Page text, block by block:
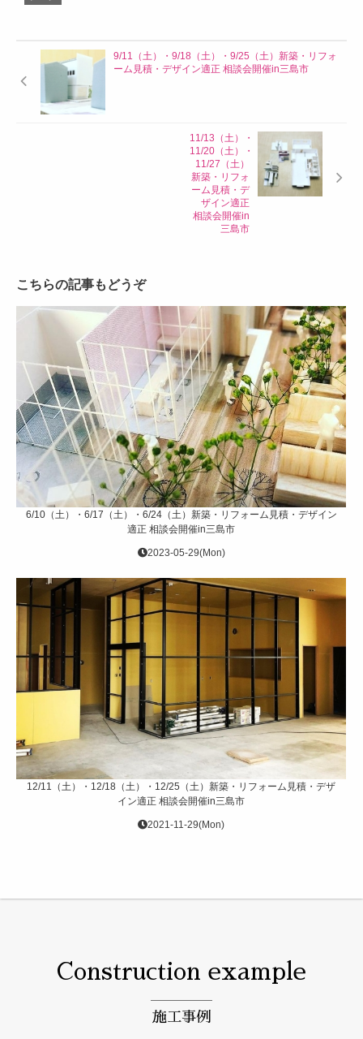
9/11（土）・9/18（土）・9/25（土）新築・リフォ
ーム見積・デザイン適正 相談会開催in三島市
11/13（土）・
11/20（土）・
11/27（土）
新築・リフォ
ーム見積・デ
ザイン適正
相談会開催in
三島市
こちらの記事もどうぞ
6/10（土）・6/17（土）・6/24（土）新築・リフォーム見積・デザイン
適正 相談会開催in三島市
2023-05-29(Mon)
12/11（土）・12/18（土）・12/25（土）新築・リフォーム見積・デザ
イン適正 相談会開催in三島市
2021-11-29(Mon)
Construction example
施工事例